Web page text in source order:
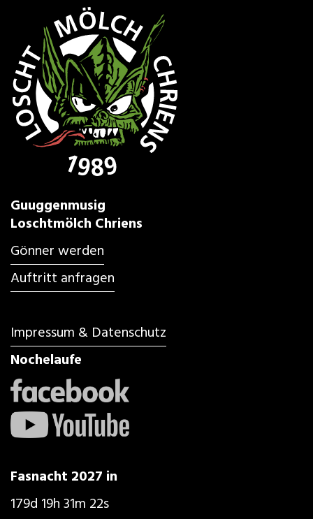
Guuggenmusig
Loschtmölch Chriens
Gönner werden
Auftritt anfragen
Impressum & Datenschutz
Nochelaufe
Fasnacht 2027 in
179d 19h 31m 21s